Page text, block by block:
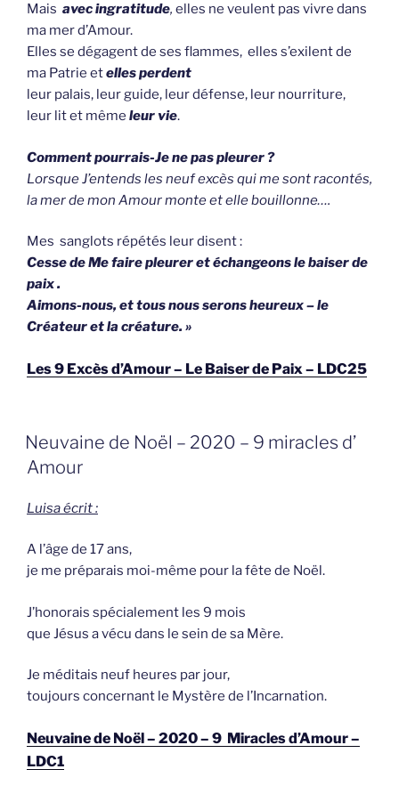
Mais avec ingratitude, elles ne veulent pas vivre dans
ma mer d’Amour.
Elles se dégagent de ses flammes, elles s’exilent de
ma Patrie etelles perdent
leur palais, leur guide, leur défense, leur nourriture,
leur lit et même leur vie.
Comment pourrais-Je ne pas pleurer ?
Lorsque J’entends les neuf excès qui me sont racontés,
la mer de mon Amour monte et elle bouillonne….
Mes sanglots répétés leur disent :
Cesse de Me faire pleurer et échangeons le baiser de
paix .
Aimons-nous, et tous nous serons heureux – le
Créateur et la créature. »
Les 9 Excès d’Amour – Le Baiser de Paix – LDC25
GEPLAATST
OP
Neuvaine de Noël – 2020 – 9 miracles d’
Amour
Luisa écrit :
A l’âge de 17 ans,
je me préparais moi-même pour la fête de Noël.
J’honorais spécialement les 9 mois
que Jésus a vécu dans le sein de sa Mère.
Je méditais neuf heures par jour,
toujours concernant le Mystère de l’Incarnation.
Neuvaine de Noël – 2020 – 9 Miracles d’Amour –
LDC1